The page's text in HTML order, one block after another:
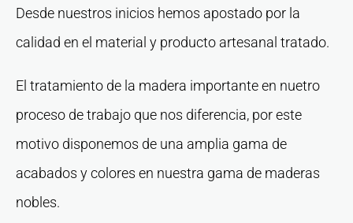
Desde nuestros inicios hemos apostado por la
calidad en el material y producto artesanal tratado.
El tratamiento de la madera importante en nuetro
proceso de trabajo que nos diferencia, por este
motivo disponemos de una amplia gama de
acabados y colores en nuestra gama de maderas
nobles.